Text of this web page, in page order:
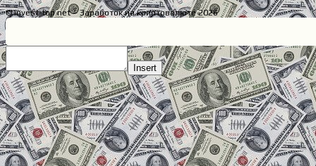
© invest-top.net – Заработок на криптовалюте 2026
Insert